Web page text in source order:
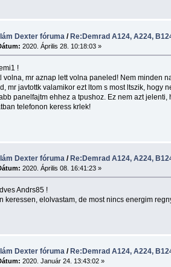
Dexter fóruma /Re:Demrad A124, A224,
2020. Április 28. 10:18:03 »
!
volna, mr aznap lett volna paneled! Nem minden
mr javtottk valamikor ezt ltom s most ltszik, hogy
panelfajtm ehhez a tpushoz. Ez nem azt
telefonon keress krlek!
Dexter fóruma / Re:Demrad A124, A224,
2020. Április 08. 16:41:23 »
Andrs85 !
keressen, elolvastam, de most nincs energim
Dexter fóruma / Re:Demrad A124, A224,
2020. Január 24. 13:43:02 »